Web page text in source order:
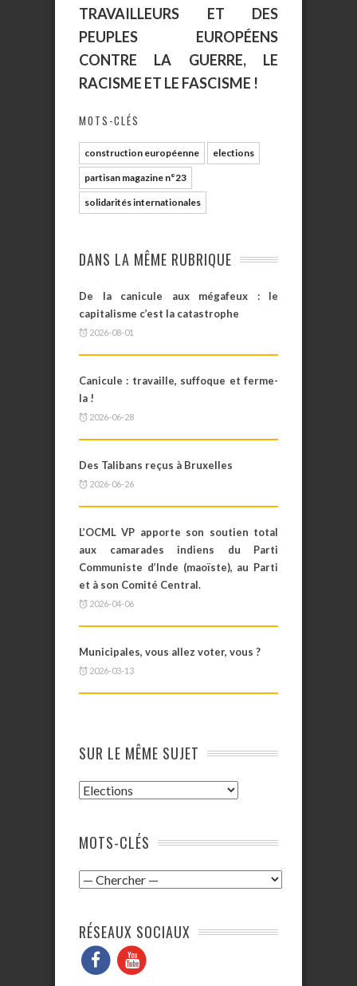
TRAVAILLEURS ET DES
PEUPLES EUROPÉENS
CONTRE LA GUERRE, LE
RACISME ET LE FASCISME !
MOTS-CLÉS
construction européenne elections
partisan magazine n°23
solidarités internationales
DANS LA MÊME RUBRIQUE
De la canicule aux mégafeux : le
capitalisme c’est la catastrophe
2026-08-01
Canicule : travaille, suffoque et ferme-
la !
2026-06-28
Des Talibans reçus à Bruxelles
2026-06-26
L’OCML VP apporte son soutien total
aux camarades indiens du Parti
Communiste d’Inde (maoïste), au Parti
et à son Comité Central.
2026-04-06
Municipales, vous allez voter, vous ?
2026-03-13
SUR LE MÊME SUJET
MOTS-CLÉS
RÉSEAUX SOCIAUX